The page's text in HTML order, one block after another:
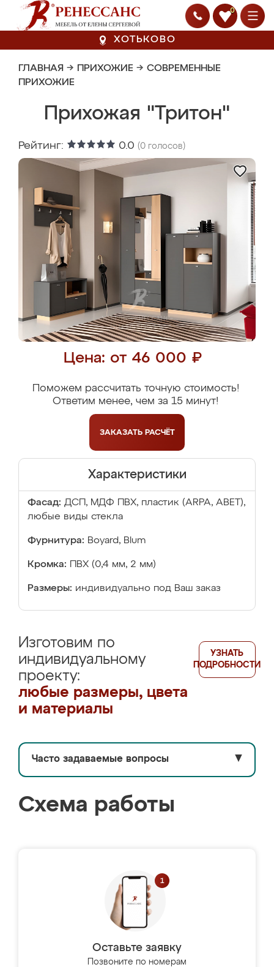
0
ХОТЬКОВО
ГЛАВНАЯ → ПРИХОЖИЕ → СОВРЕМЕННЫЕ
ПРИХОЖИЕ
Прихожая "Тритон"
Рейтинг: 0.0 (0 голосов)
Цена: от 46 000 ₽
Поможем рассчитать точную стоимость!
Ответим менее, чем за 15 минут!
ЗАКАЗАТЬ РАСЧЁТ
Характеристики
Фасад: ДСП, МДФ ПВХ, пластик (ARPA, ABET),
любые виды стекла
Фурнитура: Boyard, Blum
Кромка: ПВХ (0,4 мм, 2 мм)
Размеры: индивидуально под Ваш заказ
Изготовим по
индивидуальному
проекту:
любые размеры, цвета
и материалы
УЗНАТЬ
ПОДРОБНОСТИ
Часто задаваемые вопросы ▼
Схема работы
Оставьте заявку
Позвоните по номерам